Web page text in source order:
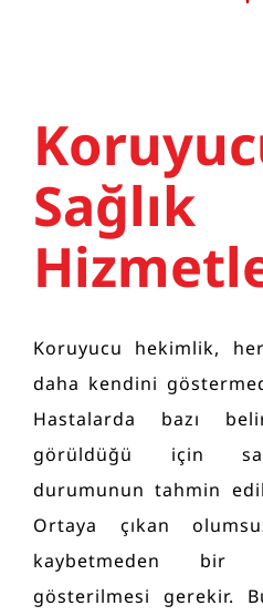
Sağlık
Koruyucu hekimlik,
daha kendini
Hastalarda bazı
görüldüğü için
durumunun tahmin
Ortaya çıkan
kaybetmeden bir
gösterilmesi gerekir.